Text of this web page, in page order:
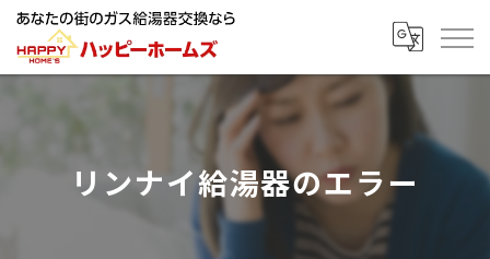
リンナイ給湯器のエラー